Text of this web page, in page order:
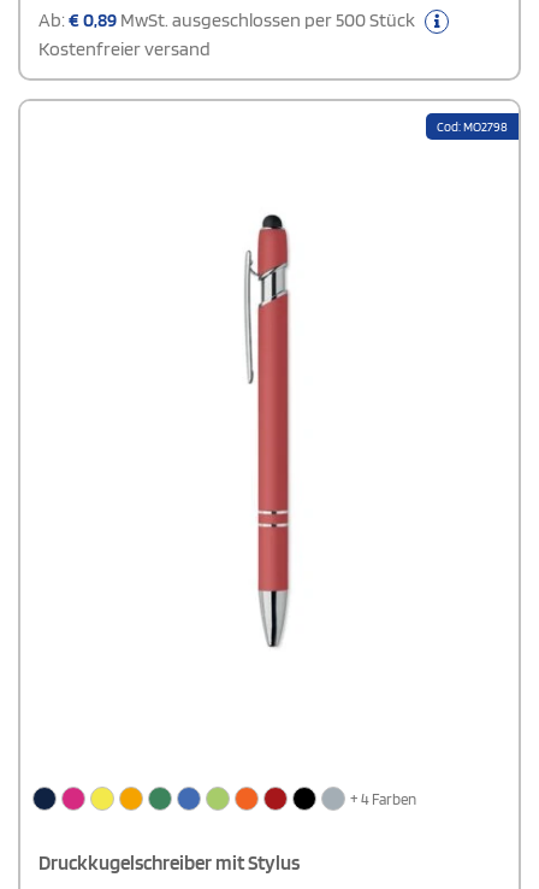
Schreiblänge von 3000 Metern ist der Kugelschreiber besonders
kugelschreiber Nachhaltigkeit mit Funktionalität – perfekt für den
täglichen Gebrauch.
Ab:€0,89 MwSt. ausgeschlossen per 500 Stück
Kostenfreier versand
Cod: MO2798
+ 4 Farben
Druckkugelschreiber mit Stylus